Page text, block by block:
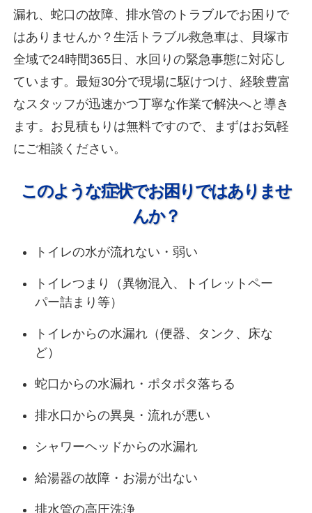
漏れ、蛇口の故障、排水管のトラブルでお困りで
はありませんか？生活トラブル救急車は、貝塚市
全域で24時間365日、水回りの緊急事態に対応し
ています。最短30分で現場に駆けつけ、経験豊富
なスタッフが迅速かつ丁寧な作業で解決へと導き
ます。お見積もりは無料ですので、まずはお気軽
にご相談ください。
このような症状でお困りではありませ
んか？
トイレの水が流れない・弱い
トイレつまり（異物混入、トイレットペー
パー詰まり等）
トイレからの水漏れ（便器、タンク、床な
ど）
蛇口からの水漏れ・ポタポタ落ちる
排水口からの異臭・流れが悪い
シャワーヘッドからの水漏れ
給湯器の故障・お湯が出ない
排水管の高圧洗浄